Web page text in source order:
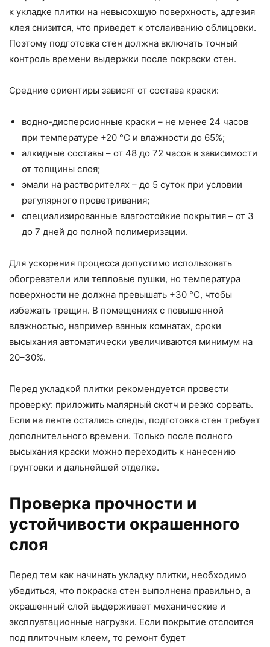
к укладке плитки на невысохшую поверхность, адгезия
клея снизится, что приведет к отслаиванию облицовки.
Поэтому подготовка стен должна включать точный
контроль времени выдержки после покраски стен.
Средние ориентиры зависят от состава краски:
водно-дисперсионные краски – не менее 24 часов
при температуре +20 °C и влажности до 65%;
алкидные составы – от 48 до 72 часов в зависимости
от толщины слоя;
эмали на растворителях – до 5 суток при условии
регулярного проветривания;
специализированные влагостойкие покрытия – от 3
до 7 дней до полной полимеризации.
Для ускорения процесса допустимо использовать
обогреватели или тепловые пушки, но температура
поверхности не должна превышать +30 °C, чтобы
избежать трещин. В помещениях с повышенной
влажностью, например ванных комнатах, сроки
высыхания автоматически увеличиваются минимум на
20–30%.
Перед укладкой плитки рекомендуется провести
проверку: приложить малярный скотч и резко сорвать.
Если на ленте остались следы, подготовка стен требует
дополнительного времени. Только после полного
высыхания краски можно переходить к нанесению
грунтовки и дальнейшей отделке.
Проверка прочности и
устойчивости окрашенного
слоя
Перед тем как начинать укладку плитки, необходимо
убедиться, что покраска стен выполнена правильно, а
окрашенный слой выдерживает механические и
эксплуатационные нагрузки. Если покрытие отслоится
под плиточным клеем, то ремонт будет